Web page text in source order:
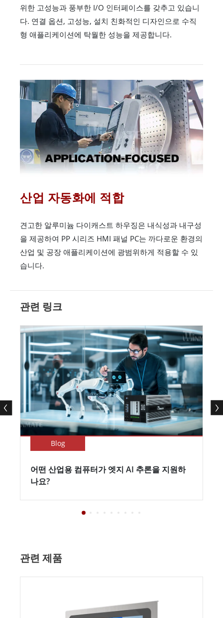
위한 고성능과 풍부한 I/O 인터페이스를 갖추고 있습니
다. 연결 옵션, 고성능, 설치 친화적인 디자인으로 수직
형 애플리케이션에 탁월한 성능을 제공합니다.
산업 자동화에 적합
견고한 알루미늄 다이캐스트 하우징은 내식성과 내구성
을 제공하여 PP 시리즈 HMI 패널 PC는 까다로운 환경의
산업 및 공장 애플리케이션에 광범위하게 적용할 수 있
습니다.
관련 링크
Blog
어떤 산업용 컴퓨터가 엣지 AI 추론을 지원하
나요?
관련 제품